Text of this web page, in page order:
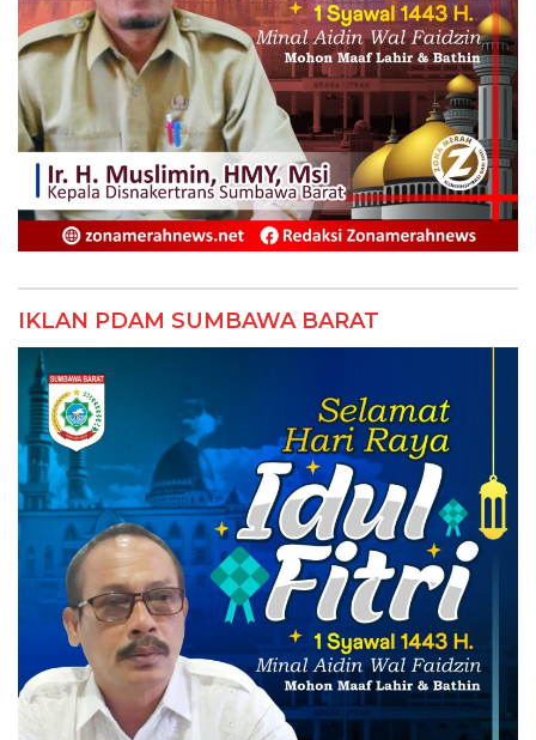
IKLAN PDAM SUMBAWA BARAT